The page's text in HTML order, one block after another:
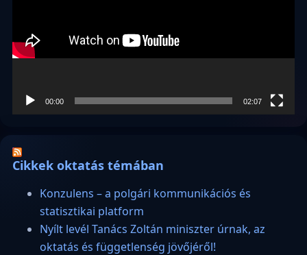
00:00 02:07
Cikkek oktatás témában
Konzulens – a polgári kommunikációs és
statisztikai platform
Nyílt levél Tanács Zoltán miniszter úrnak, az
oktatás és függetlenség jövőjéről!